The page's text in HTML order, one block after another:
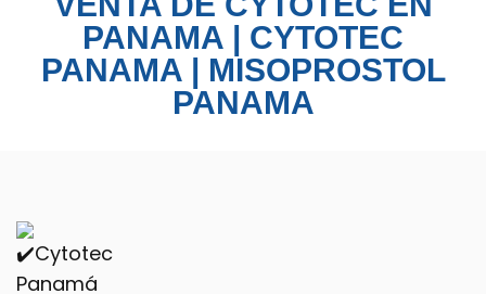
PANAMA | CYTOTEC
PANAMA | MISOPROSTOL
PANAMA